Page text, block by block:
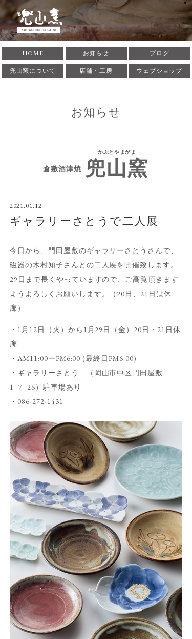
倉敷酒津焼 兜山窯 かぶ
とやまがま 岡山県倉敷市
に築窯。酒津焼兜山窯の
をしています。
HOME お知らせ ブログ
兜山窯について 店舗・工房 ウェブショップ
お知らせ
倉敷酒津焼
かぶとやまがま
兜山窯
2021.01.12
ギャラリーさとうで二人展
今日から、門田屋敷のギャラリーさとうさんで、
磁器の木村知子さんとの二人展を開催致します。
29日まで長くやっていますので、ご高覧頂きます
ようよろしくお願いします。（20日、21日は休
廊）
・1月12日（火）から1月29日（金）20日・21日休
廊
・AM11:00ーPM6:00 (最終日PM6:00)
・ギャラリーさとう （岡山市中区門田屋敷
1−7−26）駐車場あり
・086-272-1431